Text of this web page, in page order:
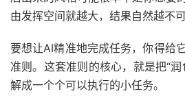
由发挥空间就越大，结果自然越不可
要想让AI精准地完成任务，你得给
准则。这套准则的核心，就是把“
解成一个个可以执行的小任务。